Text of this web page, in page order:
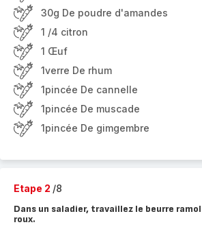
30g De poudre d'amandes
1 /4 citron
1 Œuf
1verre De rhum
1pincée De cannelle
1pincée De muscade
1pincée De gimgembre
Etape 2 /8
Dans un saladier, travaillez le beurre
roux.